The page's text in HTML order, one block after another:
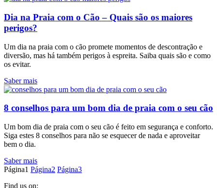
Dia na Praia com o Cão – Quais são os maiores
perigos?
Um dia na praia com o cão promete momentos de descontração e
diversão, mas há também perigos à espreita. Saiba quais são e como
os evitar.
Saber mais
8 conselhos para um bom dia de praia com o seu cão
Um bom dia de praia com o seu cão é feito em segurança e conforto.
Siga estes 8 conselhos para não se esquecer de nada e aproveitar
bem o dia.
Saber mais
Página1 Página2 Página3
Find us on: